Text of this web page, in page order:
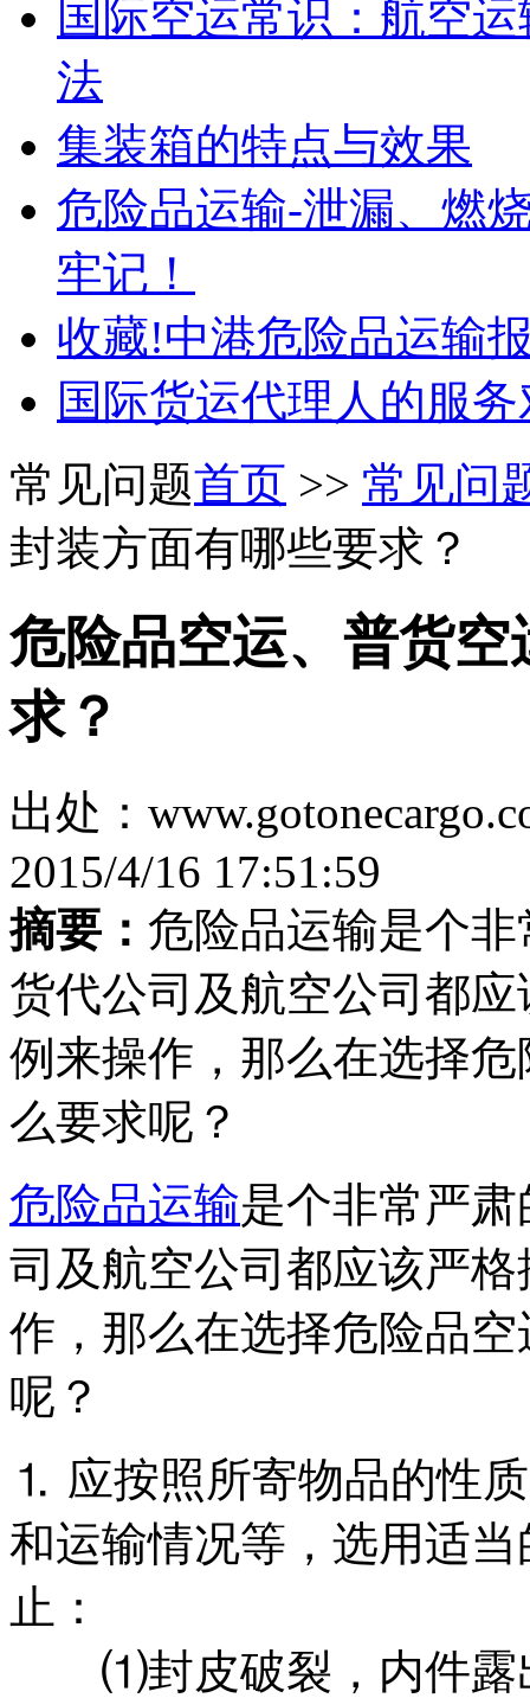
国际空运常识：航空
法
集装箱的特点与效果
危险品运输-泄漏、燃
牢记！
收藏!中港危险品运输
国际货运代理人的服
常见问题首页 >> 常见问
封装方面有哪些要求？
危险品空运、普货
求？
出处：
2015/4/16 17:51:59
摘要： 危险品运输是个
货代公司及航空公司都
例来操作，那么在选择
么要求呢？
危险品运输是个非常严
司及航空公司都应该严格
作，那么在选择危险品
呢？
⒈ 应按照所寄物品的性
和运输情况等，选用适
止：
⑴封皮破裂，内件露